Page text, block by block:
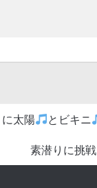
太陽 とビキニ
素潜りに挑戦